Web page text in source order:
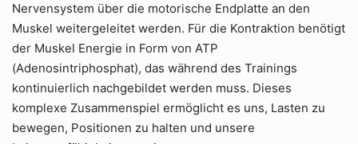
Nervensystem über die motorische Endplatte an den
Muskel weitergeleitet werden. Für die Kontraktion benötigt
der Muskel Energie in Form von ATP
(Adenosintriphosphat), das während des Trainings
kontinuierlich nachgebildet werden muss. Dieses
komplexe Zusammenspiel ermöglicht es uns, Lasten zu
bewegen, Positionen zu halten und unsere